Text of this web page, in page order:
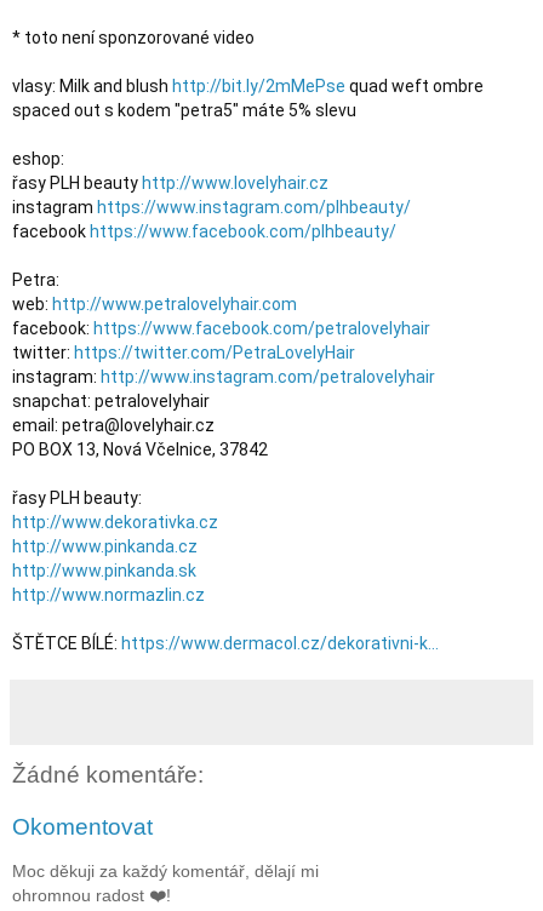
* toto není sponzorované video
vlasy: Milk and blush http://bit.ly/2mMePse quad weft ombre
spaced out s kodem "petra5" máte 5% slevu
eshop:
řasy PLH beauty http://www.lovelyhair.cz
instagram https://www.instagram.com/plhbeauty/
facebook https://www.facebook.com/plhbeauty/
Petra:
web: http://www.petralovelyhair.com
facebook: https://www.facebook.com/petralovelyhair
twitter: https://twitter.com/PetraLovelyHair
instagram: http://www.instagram.com/petralovelyhair
snapchat: petralovelyhair
email: petra@lovelyhair.cz
PO BOX 13, Nová Včelnice, 37842
http://www.dekorativka.cz
http://www.pinkanda.cz
http://www.pinkanda.sk
http://www.normazlin.cz
ŠTĚTCE BÍLÉ: https://www.dermacol.cz/dekorativni-k...
Žádné komentáře:
Okomentovat
Moc děkuji za každý komentář, dělají mi
ohromnou radost ❤️!